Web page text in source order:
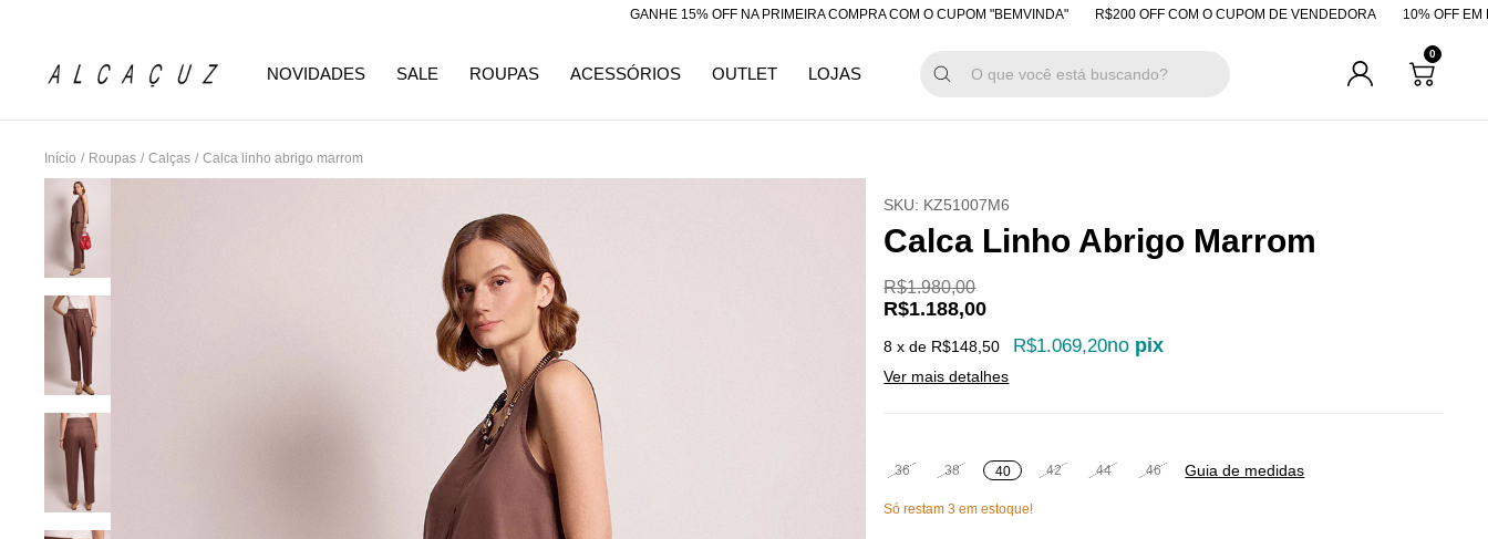
GANHE 15% OFF NA PRIMEIRA COMPRA COM O CUPOM "BEMVINDA" R$200 OFF COM O CUPOM DE VENDEDORA 10% OFF EM
NOVIDADES SALE ROUPAS ACESSÓRIOS OUTLET LOJAS
0
Início / Roupas / Calças / Calca linho abrigo marrom
SKU: KZ51007M6
Calca Linho Abrigo Marrom
R$1.980,00
R$1.188,00
8 x de R$148,50 R$1.069,20no pix
Ver mais detalhes
36 38 40 42 44 46 Guia de medidas
Só restam3 em estoque!